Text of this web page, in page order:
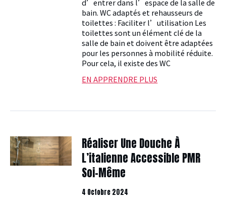
d’entrer dans l’espace de la salle de
bain. WC adaptés et rehausseurs de
toilettes : Faciliter l’utilisation Les
toilettes sont un élément clé de la
salle de bain et doivent être adaptées
pour les personnes à mobilité réduite.
Pour cela, il existe des WC
EN APPRENDRE PLUS
Réaliser Une Douche À
L’italienne Accessible PMR
Soi-Même
4 Octobre 2024